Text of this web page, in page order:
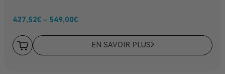
427,52€ – 549,00€
EN SAVOIR PLUS